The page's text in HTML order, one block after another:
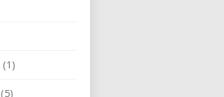
(1)
(5)